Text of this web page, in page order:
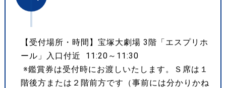
【受付場所・時間】宝塚大劇場 3階「エスプリホ
ール」入口付近 11:20～11:30
※鑑賞券は受付時にお渡しいたします。Ｓ席は１
階後方または２階前方です（事前には分かりかね